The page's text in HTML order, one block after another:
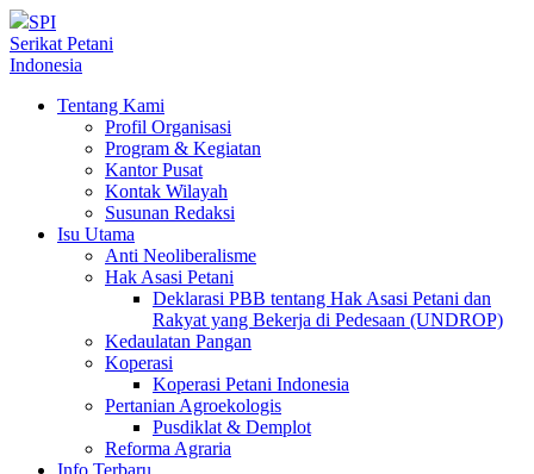
SPI
Serikat Petani
Indonesia
Tentang Kami
Profil Organisasi
Program & Kegiatan
Kantor Pusat
Kontak Wilayah
Susunan Redaksi
Isu Utama
Anti Neoliberalisme
Hak Asasi Petani
Deklarasi PBB tentang Hak Asasi Petani dan
Rakyat yang Bekerja di Pedesaan (UNDROP)
Kedaulatan Pangan
Koperasi
Koperasi Petani Indonesia
Pertanian Agroekologis
Pusdiklat & Demplot
Reforma Agraria
Info Terbaru